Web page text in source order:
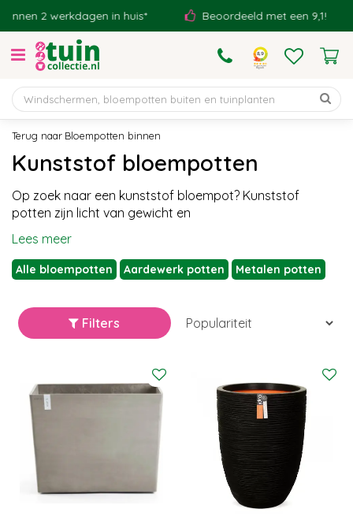
Bloempotten binnen
in huis* Beoordeeld met een 9,1!
Kunststof bloempotten
Op zoek naar een kunststof bloempot? Kunststof
potten zijn licht van gewicht en
Lees meer
Alle bloempotten Aardewerk potten Metalen potten
Filters